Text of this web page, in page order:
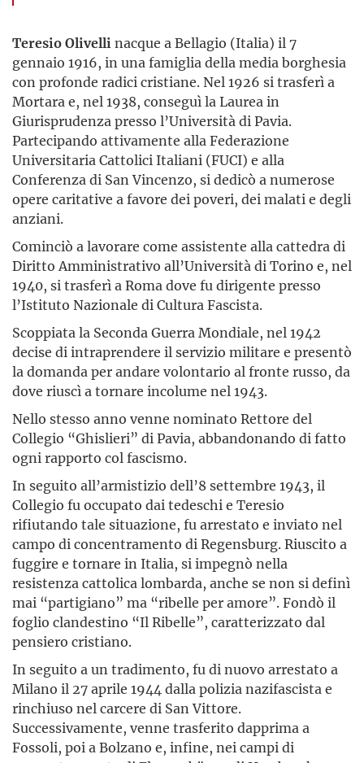
Teresio Olivelli nacque a Bellagio (Italia) il 7
gennaio 1916, in una famiglia della media borghesia
con profonde radici cristiane. Nel 1926 si trasferì a
Mortara e, nel 1938, conseguì la Laurea in
Giurisprudenza presso l’Università di Pavia.
Partecipando attivamente alla Federazione
Universitaria Cattolici Italiani (FUCI) e alla
Conferenza di San Vincenzo, si dedicò a numerose
opere caritative a favore dei poveri, dei malati e degli
anziani.
Cominciò a lavorare come assistente alla cattedra di
Diritto Amministrativo all’Università di Torino e, nel
1940, si trasferì a Roma dove fu dirigente presso
l’Istituto Nazionale di Cultura Fascista.
Scoppiata la Seconda Guerra Mondiale, nel 1942
decise di intraprendere il servizio militare e presentò
la domanda per andare volontario al fronte russo, da
dove riuscì a tornare incolume nel 1943.
Nello stesso anno venne nominato Rettore del
Collegio “Ghislieri” di Pavia, abbandonando di fatto
ogni rapporto col fascismo.
In seguito all’armistizio dell’8 settembre 1943, il
Collegio fu occupato dai tedeschi e Teresio
rifiutando tale situazione, fu arrestato e inviato nel
campo di concentramento di Regensburg. Riuscito a
fuggire e tornare in Italia, si impegnò nella
resistenza cattolica lombarda, anche se non si definì
mai “partigiano” ma “ribelle per amore”. Fondò il
foglio clandestino “Il Ribelle”, caratterizzato dal
pensiero cristiano.
In seguito a un tradimento, fu di nuovo arrestato a
Milano il 27 aprile 1944 dalla polizia nazifascista e
rinchiuso nel carcere di San Vittore.
Successivamente, venne trasferito dapprima a
Fossoli, poi a Bolzano e, infine, nei campi di